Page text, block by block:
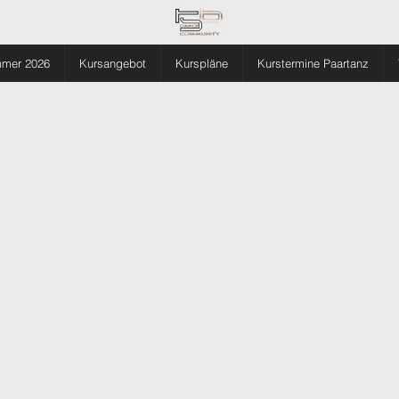
2026 Kursangebot Kurspläne Kurstermine Paartanz